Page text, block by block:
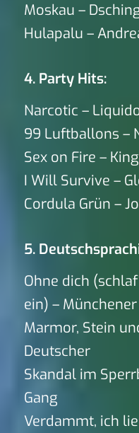
Moskau –
Hulapalu –
4. Party Hits:
Narcotic –
99 Luftballons –
Sex on Fire –
I Will Survive –
Cordula Grün –
5.
Ohne dich
ein) –
Marmor, Stein
Deutscher
Skandal im
Gang
Verdammt, ich